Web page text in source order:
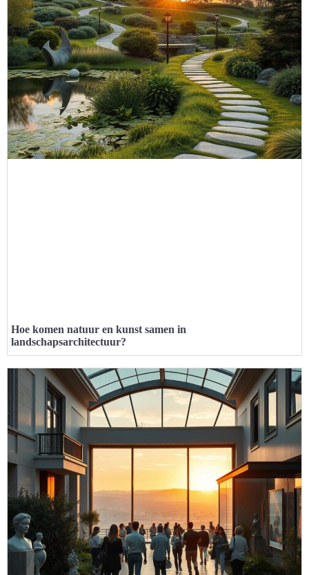
Hoe komen natuur en kunst samen in
landschapsarchitectuur?